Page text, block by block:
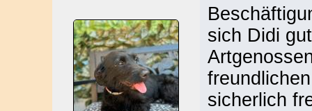
sich Didi
sicherlich